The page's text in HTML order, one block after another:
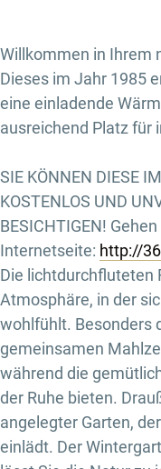
Willkommen in Ihrem
Dieses im Jahr 1985
eine einladende
ausreichend Platz für
SIE KÖNNEN DIESE
KOSTENLOS UND
BESICHTIGEN!
Internetseite: http://
Die lichtdurchfluteten
Atmosphäre, in der
wohlfühlt. Besonders
gemeinsamen
während die
der Ruhe bieten.
angelegter Garten,
einlädt. Der